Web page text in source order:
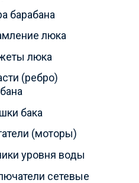
барабана
люка
люка
(ребро)
бака
(моторы)
уровня воды
сетевые